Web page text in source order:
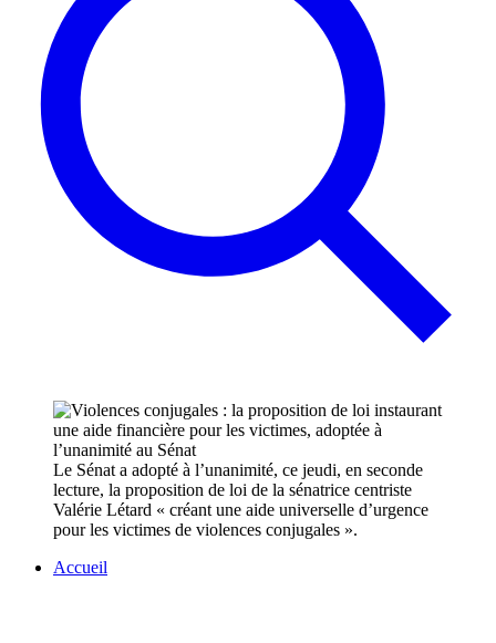
Le Sénat a adopté à l’unanimité, ce jeudi, en seconde
lecture, la proposition de loi de la sénatrice centriste
Valérie Létard « créant une aide universelle d’urgence
pour les victimes de violences conjugales ».
Accueil